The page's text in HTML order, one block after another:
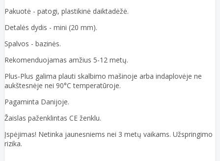
Pakuotė - patogi, plastikinė daiktadėžė.
Detalės dydis - mini (20 mm).
Spalvos - bazinės.
Rekomenduojamas amžius 5-12 metų.
Plus-Plus galima plauti skalbimo mašinoje arba indaplovėje ne
aukštesnėje nei 90°C temperatūroje.
Pagaminta Danijoje.
Žaislas paženklintas CE ženklu.
Įspėjimas! Netinka jaunesniems nei 3 metų vaikams. Užspringimo
rizika.